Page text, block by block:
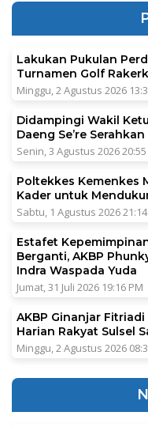
Lakukan Pukulan
Turnamen Golf
Minggu, 2 Agustus 2026
Didampingi Wakil
Daeng Se’re
Senin, 3 Agustus 2026 20:55
Poltekkes Kemenkes
Kader untuk
Sabtu, 1 Agustus 2026
Estafet
Berganti, AKBP
Indra Waspada Yuda
Jumat, 31 Juli 2026 19:16 PM
AKBP Ginanjar
Harian Rakyat Sulsel
Minggu, 2 Agustus 2026